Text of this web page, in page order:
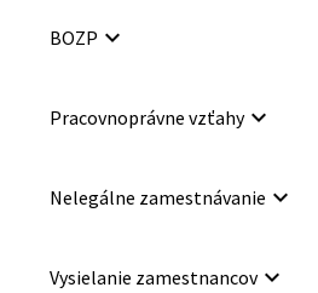
BOZP keyboard_arrow_down
Pracovnoprávne vzťahykeyboard_arrow_down
Nelegálne zamestnávanie keyboard_arrow_down
Vysielanie zamestnancovkeyboard_arrow_down